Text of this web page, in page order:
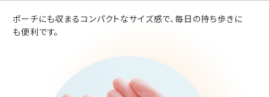
ポーチにも収まるコンパクトなサイズ感で、毎日の持ち歩きに
も便利です。